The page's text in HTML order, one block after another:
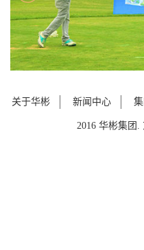
关于华彬 新闻中心
2016 华彬集团.